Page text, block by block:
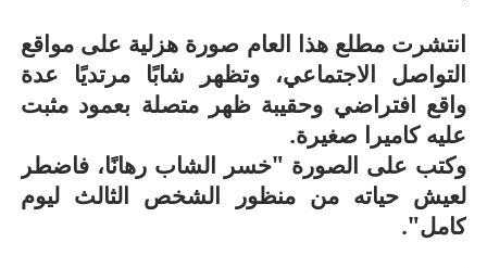
انتشرت مطلع هذا العام صورة هزلية على مواقع
التواصل الاجتماعي، وتظهر شابًا مرتديًا عدة
واقع افتراضي وحقيبة ظهر متصلة بعمود مثبت
عليه كاميرا صغيرة.
وكتب على الصورة "خسر الشاب رهانًا، فاضطر
لعيش حياته من منظور الشخص الثالث ليوم
كامل".